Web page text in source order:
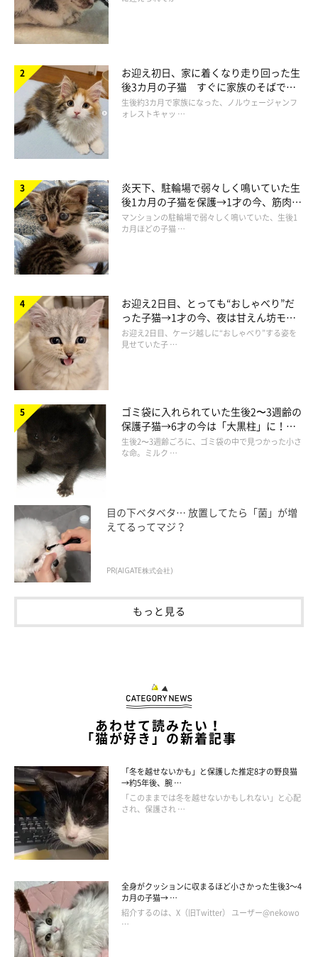
お迎え初日、家に着くなり走り回った生
後3カ月の子猫 すぐに家族のそばで落
ち着く姿に「迎えてよかった」
生後約3カ月で家族になった、ノルウェージャンフ
ォレストキャッ …
炎天下、駐輪場で弱々しく鳴いていた生
後1カ月の子猫を保護→1才の今、筋肉質
でツンデレなコに成長
マンションの駐輪場で弱々しく鳴いていた、生後1
カ月ほどの子猫 …
お迎え2日目、とっても“おしゃべり”だ
った子猫→1才の今、夜は甘えん坊モー
ドになるコに成長！
お迎え2日目、ケージ越しに“おしゃべり”する姿を
見せていた子 …
ゴミ袋に入れられていた生後2〜3週齢の
保護子猫→6才の今は「大黒柱」に！
美しい黒猫に成長した姿にグッとくる
生後2〜3週齢ごろに、ゴミ袋の中で見つかった小さ
な命。ミルク …
目の下ベタベタ… 放置してたら「菌」が増
えてるってマジ？
PR(AIGATE株式会社)
もっと見る
あわせて読みたい！
「猫が好き」の新着記事
「冬を越せないかも」と保護した推定8才の野良猫
→約5年後、腕 …
「このままでは冬を越せないかもしれない」と心配
され、保護され …
全身がクッションに収まるほど小さかった生後3～4
カ月の子猫→ …
紹介するのは、X（旧Twitter） ユーザー@nekowo
…